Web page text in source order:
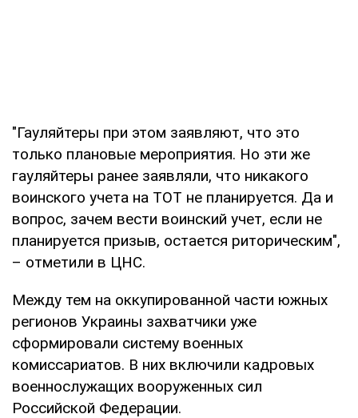
"Гауляйтеры при этом заявляют, что это
только плановые мероприятия. Но эти же
гауляйтеры ранее заявляли, что никакого
воинского учета на ТОТ не планируется. Да и
вопрос, зачем вести воинский учет, если не
планируется призыв, остается риторическим",
– отметили в ЦНС.
Между тем на оккупированной части южных
регионов Украины захватчики уже
сформировали систему военных
комиссариатов. В них включили кадровых
военнослужащих вооруженных сил
Российской Федерации.